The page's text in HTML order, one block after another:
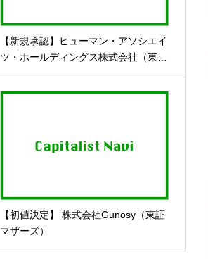
【新規承認】ヒューマン・アソシエイ
ツ・ホールディングス株式会社（東…
【初値決定】 株式会社Gunosy（東証
マザーズ）